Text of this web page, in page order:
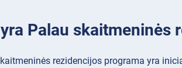
Palau skaitmeninės
rezidencijos programa yra